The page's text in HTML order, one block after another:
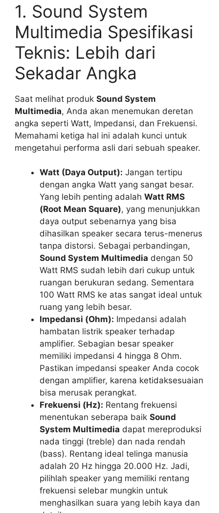
1. Sound System
Multimedia Spesifikasi
Teknis: Lebih dari
Sekadar Angka
Saat melihat produk Sound System
Multimedia, Anda akan menemukan deretan
angka seperti Watt, Impedansi, dan Frekuensi.
Memahami ketiga hal ini adalah kunci untuk
mengetahui performa asli dari sebuah speaker.
Watt (Daya Output): Jangan tertipu
dengan angka Watt yang sangat besar.
Yang lebih penting adalah Watt RMS
(Root Mean Square), yang menunjukkan
daya output sebenarnya yang bisa
dihasilkan speaker secara terus-menerus
tanpa distorsi. Sebagai perbandingan,
Sound System Multimedia dengan 50
Watt RMS sudah lebih dari cukup untuk
ruangan berukuran sedang. Sementara
100 Watt RMS ke atas sangat ideal untuk
ruang yang lebih besar.
Impedansi (Ohm): Impedansi adalah
hambatan listrik speaker terhadap
amplifier. Sebagian besar speaker
memiliki impedansi 4 hingga 8 Ohm.
Pastikan impedansi speaker Anda cocok
dengan amplifier, karena ketidaksesuaian
bisa merusak perangkat.
Frekuensi (Hz): Rentang frekuensi
menentukan seberapa baik Sound
System Multimedia dapat mereproduksi
nada tinggi (treble) dan nada rendah
(bass). Rentang ideal telinga manusia
adalah 20 Hz hingga 20.000 Hz. Jadi,
pilihlah speaker yang memiliki rentang
frekuensi selebar mungkin untuk
menghasilkan suara yang lebih kaya dan